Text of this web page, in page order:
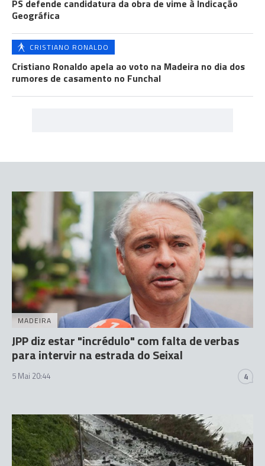
PS defende candidatura da obra de vime à Indicação
Geográfica
CRISTIANO RONALDO
Cristiano Ronaldo apela ao voto na Madeira no dia dos
rumores de casamento no Funchal
MADEIRA
JPP diz estar "incrédulo" com falta de verbas
para intervir na estrada do Seixal
5 Mai 20:44 4